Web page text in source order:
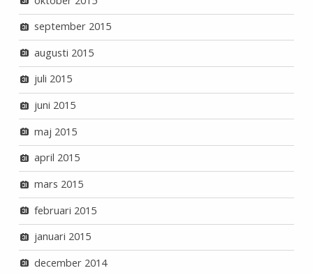
september 2015
augusti 2015
juli 2015
juni 2015
maj 2015
april 2015
mars 2015
februari 2015
januari 2015
december 2014